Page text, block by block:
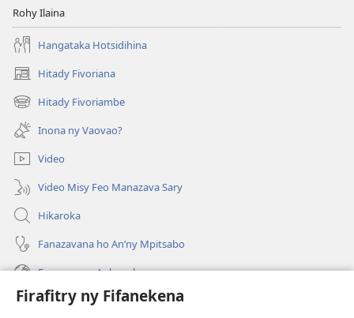
Firafitry ny Fifanekena
Rohy Ilaina
Hangataka Hotsidihina
Hitady Fivoriana
(manokatra
rohy) Hitady Fivoriambe
(manokatra
rohy) Inona ny Vaovao?
Video
Video Misy Feo Manazava Sary
Hikaroka
Fanazavana ho An’ny Mpitsabo
Fanazavana Ankapobeny
Fanampiana